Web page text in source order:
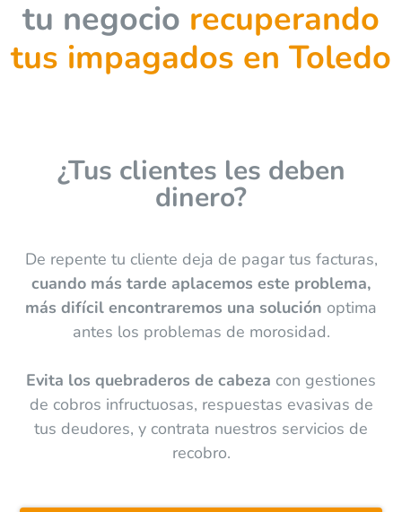
tu negocio recuperando
tus impagados en Toledo
¿Tus clientes les deben
dinero?
De repente tu cliente deja de pagar tus facturas,
cuando más tarde aplacemos este problema,
más difícil encontraremos una solución optima
antes los problemas de morosidad.
Evita los quebraderos de cabeza con gestiones
de cobros infructuosas, respuestas evasivas de
tus deudores, y contrata nuestros servicios de
recobro.